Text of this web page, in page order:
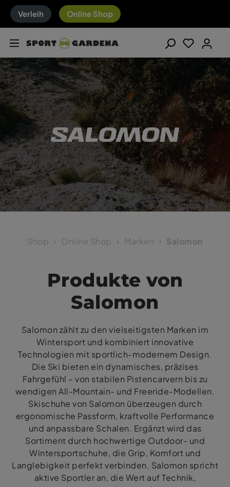
Verleih Online Shop
Shop Online Shop Marken Salomon
Produkte von
Salomon
Salomon zählt zu den vielseitigsten Marken im
Wintersport und kombiniert innovative
Technologien mit sportlich-modernem Design.
Die Ski bieten ein dynamisches, präzises
Fahrgefühl – von stabilen Pistencarvern bis zu
wendigen All-Mountain- und Freeride-Modellen.
Skischuhe von Salomon überzeugen durch
ergonomische Passform, kraftvolle Performance
und anpassbare Schalen. Ergänzt wird das
Sortiment durch hochwertige Outdoor- und
Wintersportschuhe, die Grip, Komfort und
Langlebigkeit perfekt verbinden. Salomon spricht
aktive Sportler an, die Wert auf Technik,